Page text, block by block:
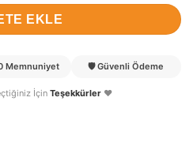
EKLE
Memnuniyet 🛡️ Güvenli Ödeme
İçin Teşekkürler❤️